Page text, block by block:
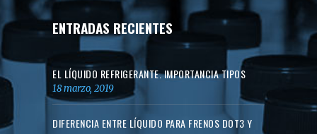
ENTRADAS RECIENTES
EL LÍQUIDO REFRIGERANTE. IMPORTANCIA TIPOS
18 marzo, 2019
DIFERENCIA ENTRE LÍQUIDO PARA FRENOS DOT3 Y